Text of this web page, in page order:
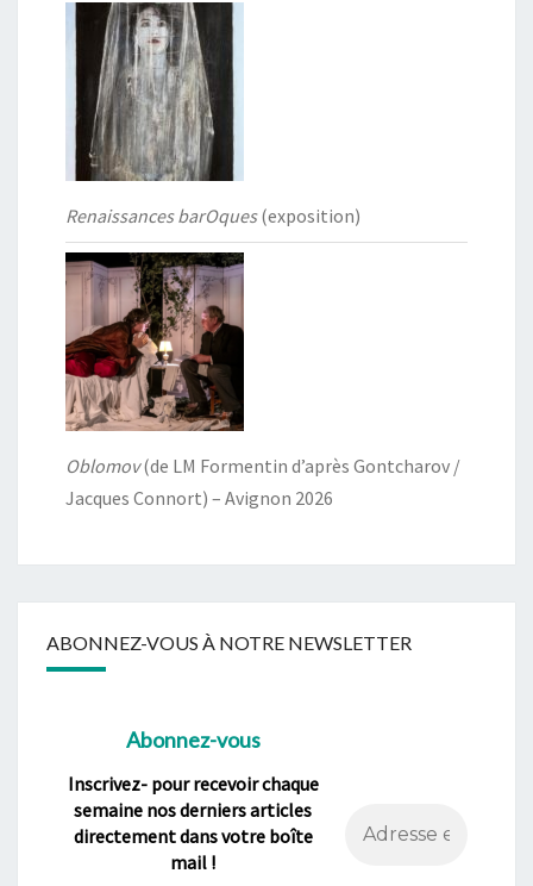
Renaissances barOques(exposition)
Oblomov(de LM Formentin d’après Gontcharov /
Jacques Connort) – Avignon 2026
ABONNEZ-VOUS À NOTRE NEWSLETTER
Abonnez-vous
Inscrivez- pour recevoir chaque
semaine nos derniers articles
directement dans votre boîte
mail !